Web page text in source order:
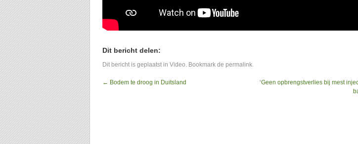
Dit bericht delen:
Dit bericht is geplaatst in Video. Bookmark de permalink.
← Bodem te droog in Duitsland
‘Geen opbrengstverlies bij mest